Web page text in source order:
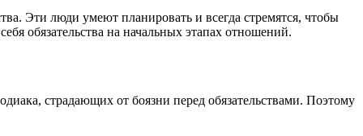
Эти люди умеют планировать и всегда стремятся, чтобы
обязательства на начальных этапах отношений.
страдающих от боязни перед обязательствами. Поэтому